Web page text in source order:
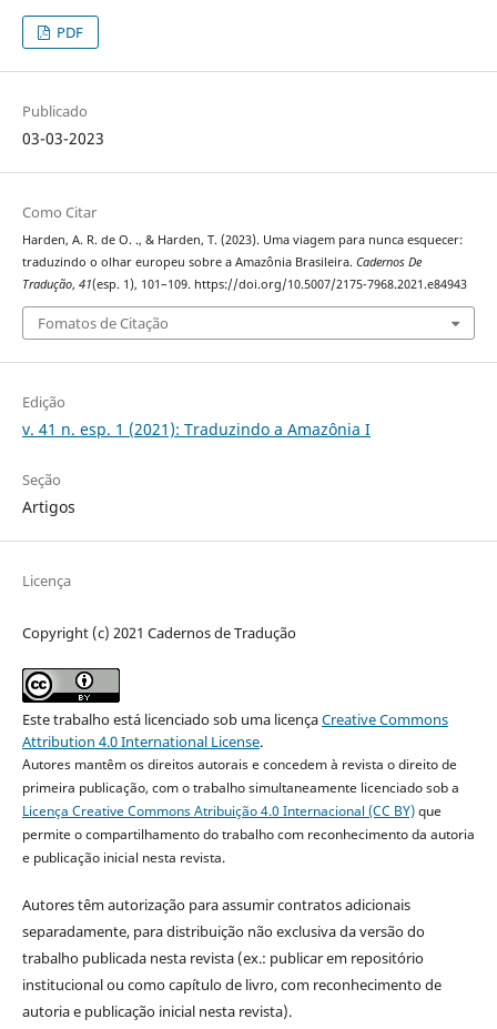
PDF
Publicado
03-03-2023
Como Citar
Harden, A. R. de O. ., & Harden, T. (2023). Uma viagem para nunca esquecer:
traduzindo o olhar europeu sobre a Amazônia Brasileira. Cadernos De
Tradução, 41(esp. 1), 101–109. https://doi.org/10.5007/2175-7968.2021.e84943
Fomatos de Citação
Edição
v. 41 n. esp. 1 (2021): Traduzindo a Amazônia I
Seção
Artigos
Licença
Copyright (c) 2021 Cadernos de Tradução
Este trabalho está licenciado sob uma licençaCreative Commons
Attribution 4.0 International License.
Autores mantêm os direitos autorais e concedem à revista o direito de
primeira publicação, com o trabalho simultaneamente licenciado sob a
Licença Creative Commons Atribuição 4.0 Internacional (CC BY)que
permite o compartilhamento do trabalho com reconhecimento da autoria
e publicação inicial nesta revista.
Autores têm autorização para assumir contratos adicionais
separadamente, para distribuição não exclusiva da versão do
trabalho publicada nesta revista (ex.: publicar em repositório
institucional ou como capítulo de livro, com reconhecimento de
autoria e publicação inicial nesta revista).